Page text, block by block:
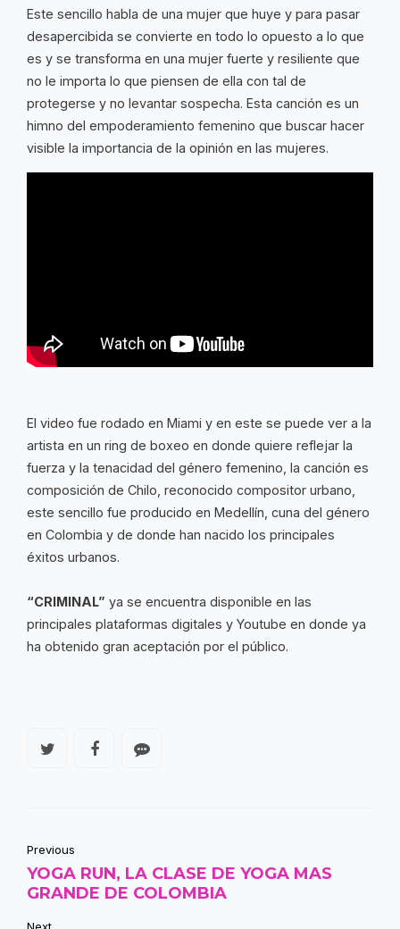
Este sencillo habla de una mujer que huye y para pasar
desapercibida se convierte en todo lo opuesto a lo que
es y se transforma en una mujer fuerte y resiliente que
no le importa lo que piensen de ella con tal de
protegerse y no levantar sospecha. Esta canción es un
himno del empoderamiento femenino que buscar hacer
visible la importancia de la opinión en las mujeres.
El video fue rodado en Miami y en este se puede ver a la
artista en un ring de boxeo en donde quiere reflejar la
fuerza y la tenacidad del género femenino, la canción es
composición de Chilo, reconocido compositor urbano,
este sencillo fue producido en Medellín, cuna del género
en Colombia y de donde han nacido los principales
éxitos urbanos.
“CRIMINAL” ya se encuentra disponible en las
principales plataformas digitales y Youtube en donde ya
ha obtenido gran aceptación por el público.
Previous
YOGA RUN, LA CLASE DE YOGA MAS
GRANDE DE COLOMBIA